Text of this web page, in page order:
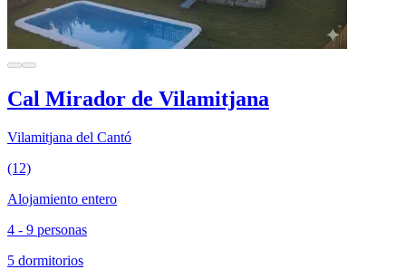
Cal Mirador de Vilamitjana
Vilamitjana del Cantó
(12)
Alojamiento entero
4 - 9 personas
5 dormitorios